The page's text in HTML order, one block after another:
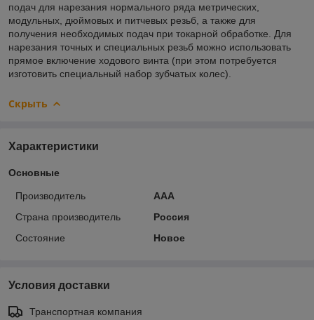
подач для нарезания нор­мального ряда метрических,
модульных, дюймовых и питчевых резьб, а также для
получения необходимых подач при токарной обработке. Для
нарезания точных и специальных резьб можно использовать
прямое включение ходового винта (при этом потребуется
изготовить специальный набор зубча­тых колес).
Скрыть
Характеристики
Основные
Производитель
ААА
Страна производитель
Россия
Состояние
Новое
Условия доставки
Транспортная компания